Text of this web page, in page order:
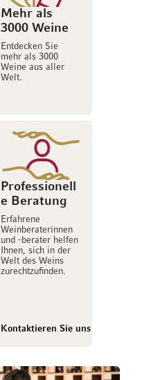
Mehr als
3000 Weine
Entdecken Sie
mehr als 3000
Weine aus aller
Welt.
Professionell
e Beratung
Erfahrene
Weinberaterinnen
und -berater helfen
Ihnen, sich in der
Welt des Weins
zurechtzufinden.
Kontaktieren Sie uns